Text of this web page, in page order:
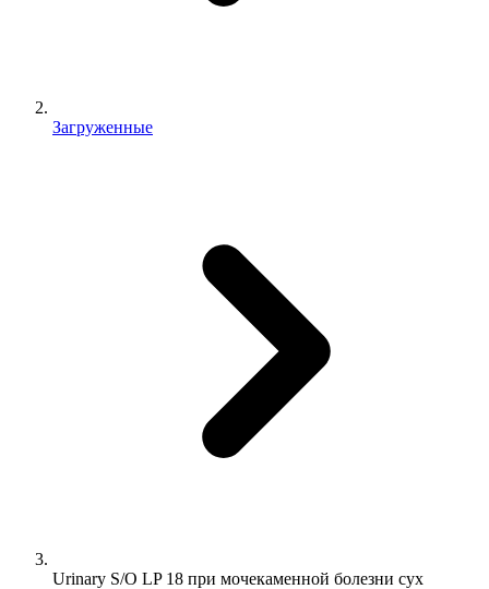
Загруженные
Urinary S/O LP 18 при мочекаменной болезни сух